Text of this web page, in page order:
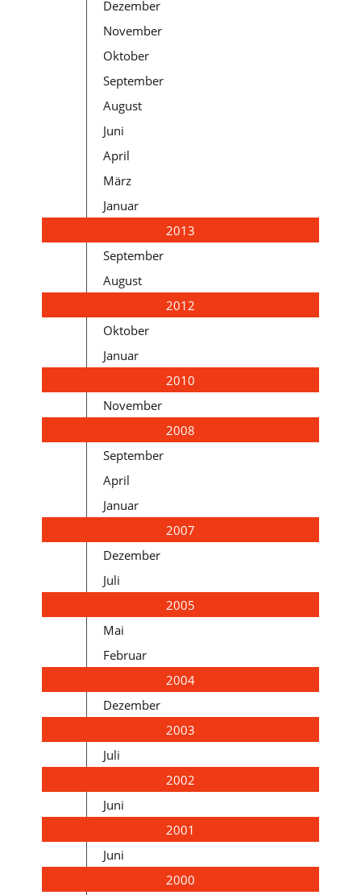
Dezember
November
Oktober
September
August
Juni
April
März
Januar
2013
September
August
2012
Oktober
Januar
2010
November
2008
September
April
Januar
2007
Dezember
Juli
2005
Mai
Februar
2004
Dezember
2003
Juli
2002
Juni
2001
Juni
2000